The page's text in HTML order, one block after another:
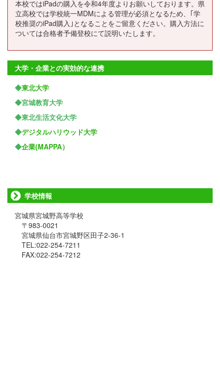
本校ではiPadの購入を令和4年度よりお願いしております。県
立高校では学校統一MDMによる管理が必須となるため、｢学
校推奨のiPad購入｣となることをご留意ください。購入方法に
ついては合格者予備登校にて説明いたします。
大学・企業との実効的な連携
◆東北大学
◆宮城教育大学
◆東北生活文化大学
◆デジタルハリウッド大学
◆企業(MAPPA）
学校情報
宮城県宮城野高等学校
〒983-0021
宮城県仙台市宮城野区田子2-36-1
TEL:022-254-7211
FAX:022-254-7212